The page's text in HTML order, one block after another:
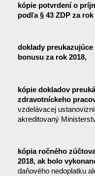
kópie potvrdení o
podľa § 43 ZDP za rok
doklady
bonusu za rok 2018,
kópie dokladov
vzdelávacej
akreditovaný
kópia ročného
2018, ak bolo
daňového nedoplatku